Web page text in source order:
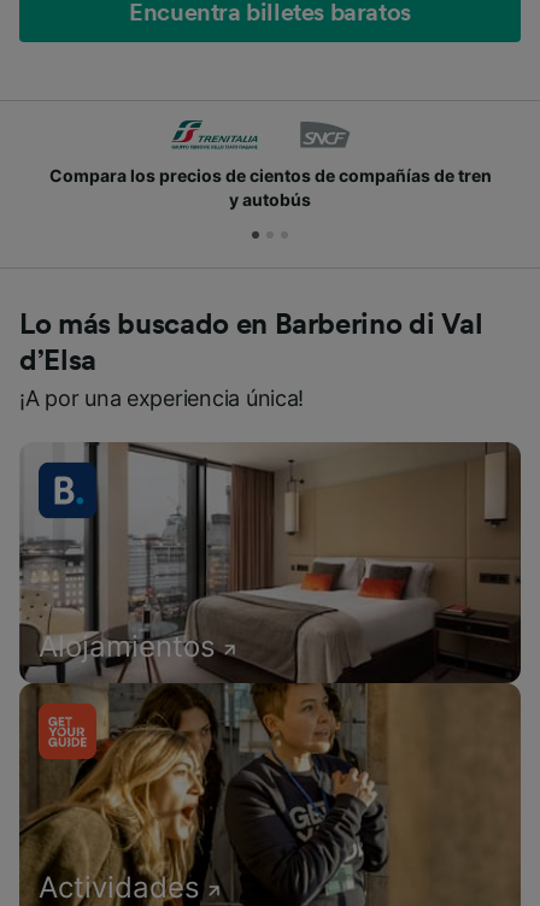
Encuentra billetes baratos
cientos de compañías de tren
Únete a los
Lo más buscado en Barberino di Val
d’Elsa
¡A por una experiencia única!
Alojamientos
Actividades